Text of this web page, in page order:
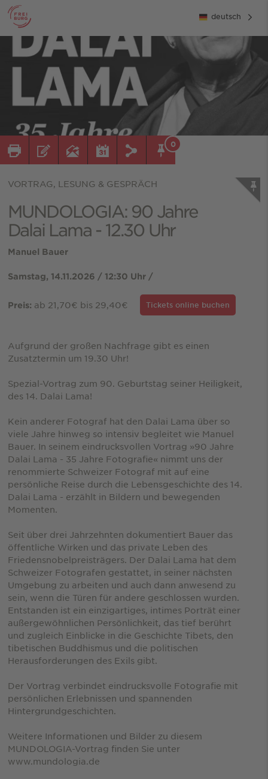
deutsch
0
VORTRAG, LESUNG & GESPRÄCH
MUNDOLOGIA: 90 Jahre
Dalai Lama - 12.30 Uhr
Manuel Bauer
Samstag, 14.11.2026 / 12:30 Uhr /
Preis: ab 21,70€ bis 29,40€ Tickets online buchen
Aufgrund der großen Nachfrage gibt es einen
Zusatztermin um 19.30 Uhr!
Spezial-Vortrag zum 90. Geburtstag seiner Heiligkeit,
des 14. Dalai Lama!
Kein anderer Fotograf hat den Dalai Lama über so
viele Jahre hinweg so intensiv begleitet wie Manuel
Bauer. In seinem eindrucksvollen Vortrag »90 Jahre
Dalai Lama - 35 Jahre Fotografie« nimmt uns der
renommierte Schweizer Fotograf mit auf eine
persönliche Reise durch die Lebensgeschichte des 14.
Dalai Lama - erzählt in Bildern und bewegenden
Momenten.
Seit über drei Jahrzehnten dokumentiert Bauer das
öffentliche Wirken und das private Leben des
Friedensnobelpreisträgers. Der Dalai Lama hat dem
Schweizer Fotografen gestattet, in seiner nächsten
Umgebung zu arbeiten und auch dann anwesend zu
sein, wenn die Türen für andere geschlossen wurden.
Entstanden ist ein einzigartiges, intimes Porträt einer
außergewöhnlichen Persönlichkeit, das tief berührt
und zugleich Einblicke in die Geschichte Tibets, den
tibetischen Buddhismus und die politischen
Herausforderungen des Exils gibt.
Der Vortrag verbindet eindrucksvolle Fotografie mit
persönlichen Erlebnissen und spannenden
Hintergrundgeschichten.
Weitere Informationen und Bilder zu diesem
MUNDOLOGIA-Vortrag finden Sie unter
www.mundologia.de